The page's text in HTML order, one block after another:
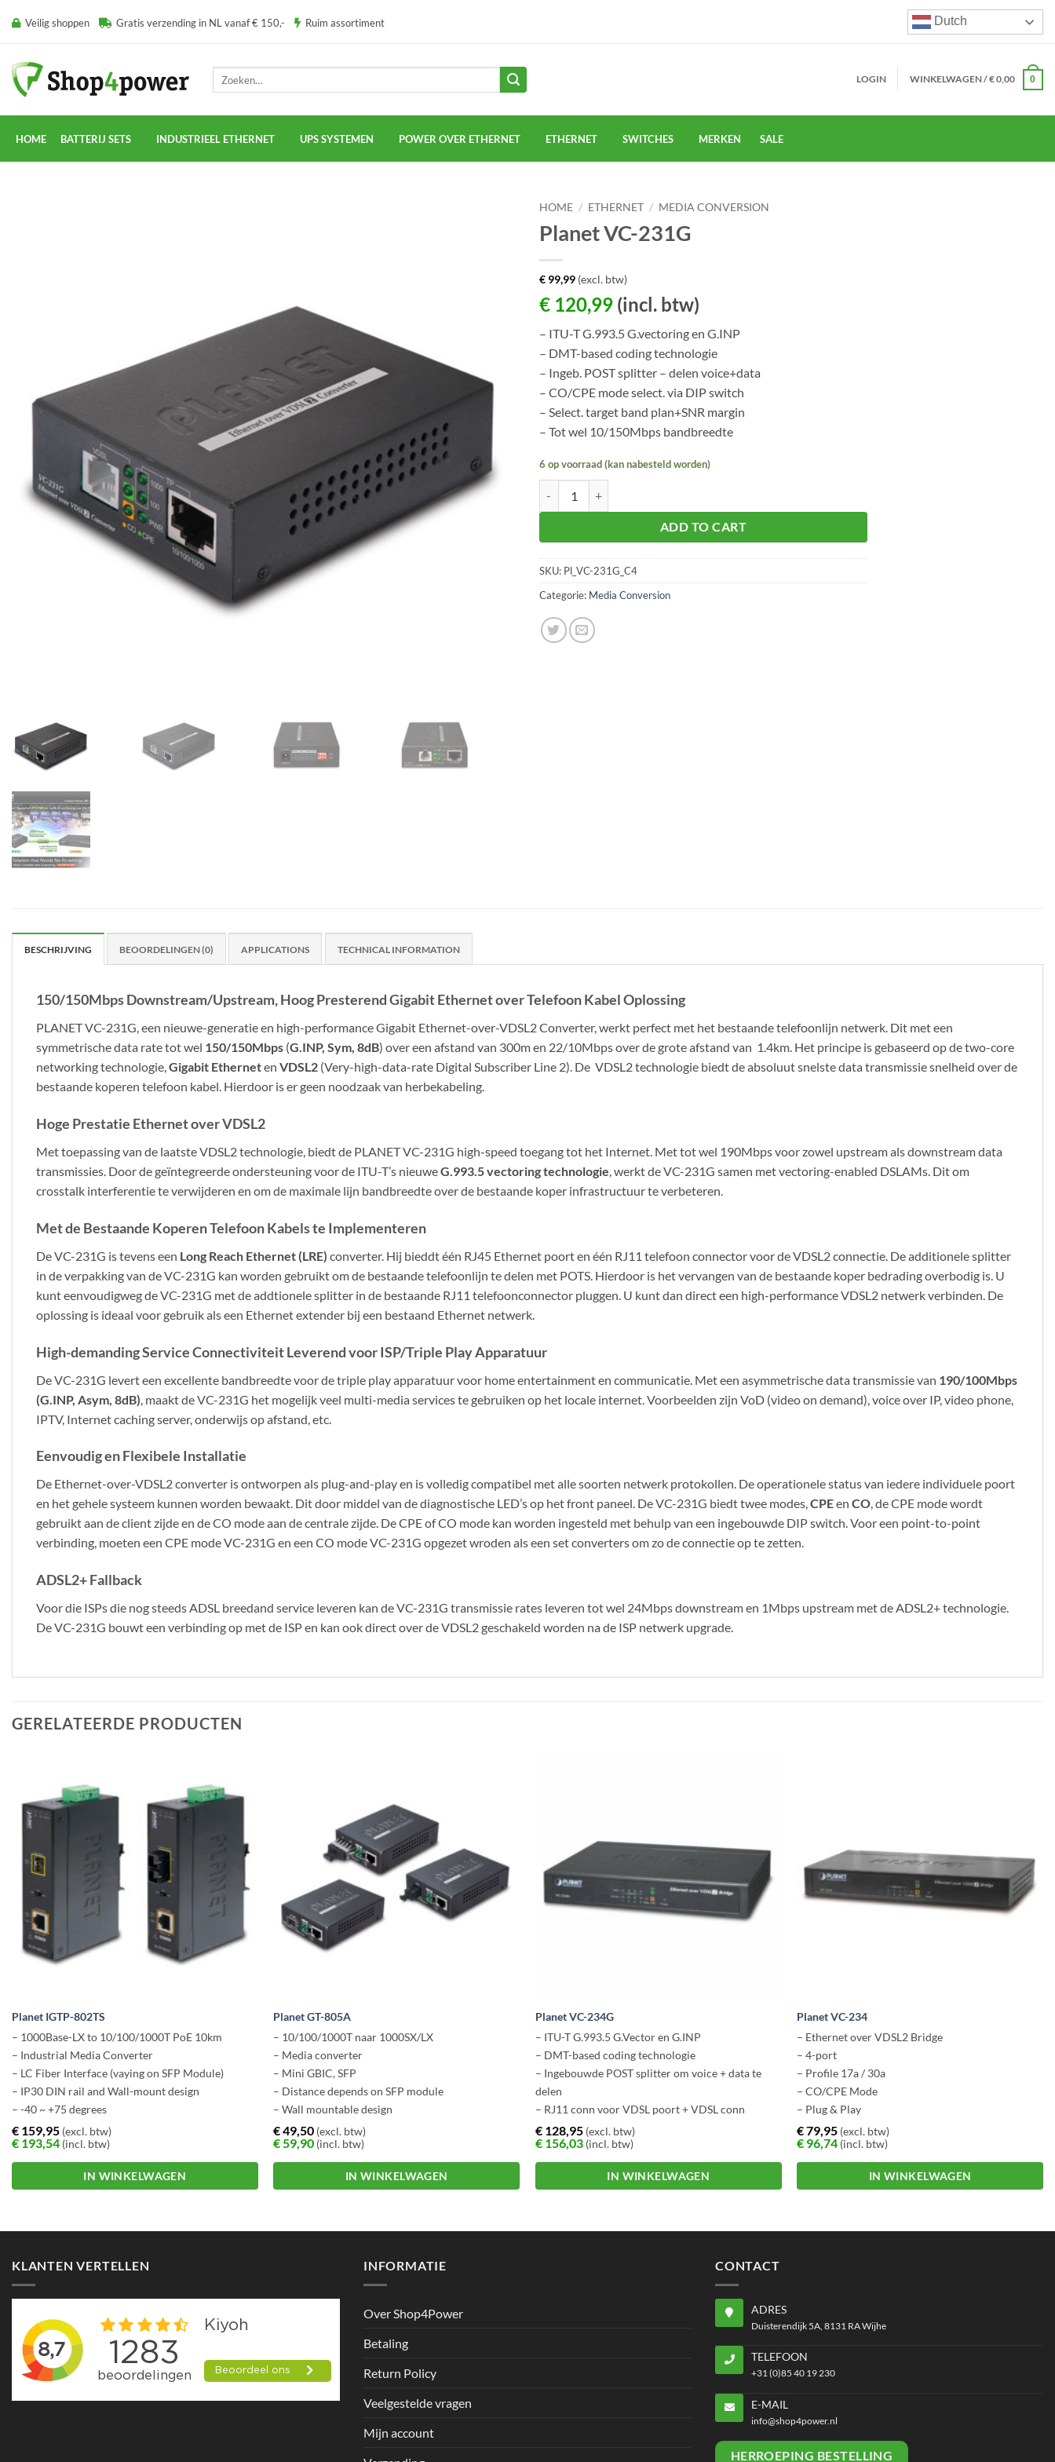
naar Veilig shoppen Gratis verzending in NL vanaf € 150,- Ruim assortiment Dutch
LOGIN WINKELWAGEN /€0,00 0
HOME BATTERIJ SETS INDUSTRIEEL ETHERNET UPS SYSTEMEN POWER OVER ETHERNET ETHERNET SWITCHES MERKEN SALE
HOME / ETHERNET / MEDIA CONVERSION
Planet VC-231G
€ 99,99 (excl. btw)
€ 120,99 (incl. btw)
– ITU-T G.993.5 G.vectoring en G.INP
– DMT-based coding technologie
– Ingeb. POST splitter – delen voice+data
– CO/CPE mode select. via DIP switch
– Select. target band plan+SNR margin
– Tot wel 10/150Mbps bandbreedte
6 op voorraad (kan nabesteld worden)
ADD TO CART
SKU: Pl_VC-231G_C4
Categorie: Media Conversion
BESCHRIJVING BEOORDELINGEN (0) APPLICATIONS TECHNICAL INFORMATION
150/150Mbps Downstream/Upstream, Hoog Presterend Gigabit Ethernet over Telefoon Kabel Oplossing
PLANET VC-231G, een nieuwe-generatie en high-performance Gigabit Ethernet-over-VDSL2 Converter, werkt perfect met het bestaande telefoonlijn netwerk. Dit met een
symmetrische data rate tot wel 150/150Mbps (G.INP, Sym, 8dB) over een afstand van 300m en 22/10Mbps over de grote afstand van 1.4km. Het principe is gebaseerd op de two-core
networking technologie,Gigabit Etherneten VDSL2 (Very-high-data-rate Digital Subscriber Line 2). De VDSL2 technologie biedt de absoluut snelste data transmissie snelheid over de
bestaande koperen telefoon kabel. Hierdoor is er geen noodzaak van herbekabeling.
Hoge Prestatie Ethernet over VDSL2
Met toepassing van de laatste VDSL2 technologie, biedt de PLANET VC-231G high-speed toegang tot het Internet. Met tot wel 190Mbps voor zowel upstream als downstream data
transmissies. Door de geïntegreerde ondersteuning voor de ITU-T’s nieuweG.993.5 vectoring technologie, werkt de VC-231G samen met vectoring-enabled DSLAMs. Dit om
crosstalk interferentie te verwijderen en om de maximale lijn bandbreedte over de bestaande koper infrastructuur te verbeteren.
Met de Bestaande Koperen Telefoon Kabels te Implementeren
De VC-231G is tevens een Long Reach Ethernet (LRE) converter. Hij bieddt één RJ45 Ethernet poort en één RJ11 telefoon connector voor de VDSL2 connectie. De additionele splitter
in de verpakking van de VC-231G kan worden gebruikt om de bestaande telefoonlijn te delen met POTS. Hierdoor is het vervangen van de bestaande koper bedrading overbodig is. U
kunt eenvoudigweg de VC-231G met de addtionele splitter in de bestaande RJ11 telefoonconnector pluggen. U kunt dan direct een high-performance VDSL2 netwerk verbinden. De
oplossing is ideaal voor gebruik als een Ethernet extender bij een bestaand Ethernet netwerk.
High-demanding Service Connectiviteit Leverend voor ISP/Triple Play Apparatuur
De VC-231G levert een excellente bandbreedte voor de triple play apparatuur voor home entertainment en communicatie. Met een asymmetrische data transmissie van 190/100Mbps
(G.INP, Asym, 8dB) , maakt de VC-231G het mogelijk veel multi-media services te gebruiken op het locale internet. Voorbeelden zijn VoD (video on demand), voice over IP, video phone,
IPTV, Internet caching server, onderwijs op afstand, etc.
Eenvoudig en Flexibele Installatie
De Ethernet-over-VDSL2 converter is ontworpen als plug-and-play en is volledig compatibel met alle soorten netwerk protokollen. De operationele status van iedere individuele poort
en het gehele systeem kunnen worden bewaakt. Dit door middel van de diagnostische LED’s op het front paneel. De VC-231G biedt twee modes,CPEen CO, de CPE mode wordt
gebruikt aan de client zijde en de CO mode aan de centrale zijde. De CPE of CO mode kan worden ingesteld met behulp van een ingebouwde DIP switch. Voor een point-to-point
verbinding, moeten een CPE mode VC-231G en een CO mode VC-231G opgezet wroden als een set converters om zo de connectie op te zetten.
ADSL2+ Fallback
Voor die ISPs die nog steeds ADSL breedand service leveren kan de VC-231G transmissie rates leveren tot wel 24Mbps downstream en 1Mbps upstream met de ADSL2+ technologie.
De VC-231G bouwt een verbinding op met de ISP en kan ook direct over de VDSL2 geschakeld worden na de ISP netwerk upgrade.
GERELATEERDE PRODUCTEN
Planet IGTP-802TS
– 1000Base-LX to 10/100/1000T PoE 10km
– Industrial Media Converter
– LC Fiber Interface (vaying on SFP Module)
– IP30 DIN rail and Wall-mount design
– -40 ~ +75 degrees
€159,95(excl. btw)
€193,54(incl. btw)
IN WINKELWAGEN
Planet GT-805A
– 10/100/1000T naar 1000SX/LX
– Media converter
– Mini GBIC, SFP
– Distance depends on SFP module
– Wall mountable design
€49,50 (excl. btw)
€59,90 (incl. btw)
IN WINKELWAGEN
Planet VC-234G
– ITU-T G.993.5 G.Vector en G.INP
– DMT-based coding technologie
– Ingebouwde POST splitter om voice + data te
delen
– RJ11 conn voor VDSL poort + VDSL conn
– Telefoon connector voor telefoon conn
€128,95(excl. btw)
€156,03(incl. btw)
IN WINKELWAGEN
Planet VC-234
– Ethernet over VDSL2 Bridge
– 4-port
– Profile 17a / 30a
– CO/CPE Mode
– Plug & Play
€79,95 (excl. btw)
€ 96,74 (incl. btw)
IN WINKELWAGEN
KLANTEN VERTELLEN INFORMATIE
Over Shop4Power
Betaling
Return Policy
Veelgestelde vragen
Mijn account
CONTACT
ADRES
Duisterendijk 5A, 8131 RA Wijhe
TELEFOON
+31 (0)85 40 19 230
E-MAIL
info@shop4power.nl
HERROEPING BESTELLING